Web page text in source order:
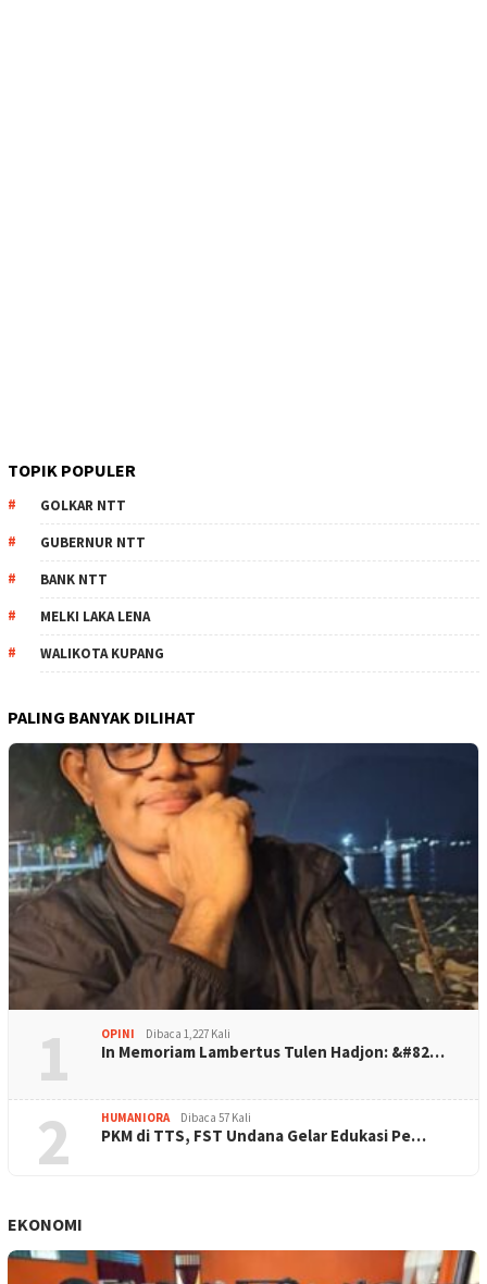
TOPIK POPULER
GOLKAR NTT
GUBERNUR NTT
BANK NTT
MELKI LAKA LENA
WALIKOTA KUPANG
PALING BANYAK DILIHAT
1 OPINI Dibaca 1,227 Kali
In Memoriam Lambertus Tulen Hadjon: &#82…
2 HUMANIORA Dibaca 57 Kali
PKM di TTS, FST Undana Gelar Edukasi Pe…
EKONOMI